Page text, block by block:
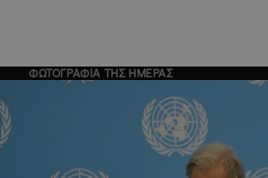
ΦΩΤΟΓΡΑΦΙΑ ΤΗΣ ΗΜΕΡΑΣ